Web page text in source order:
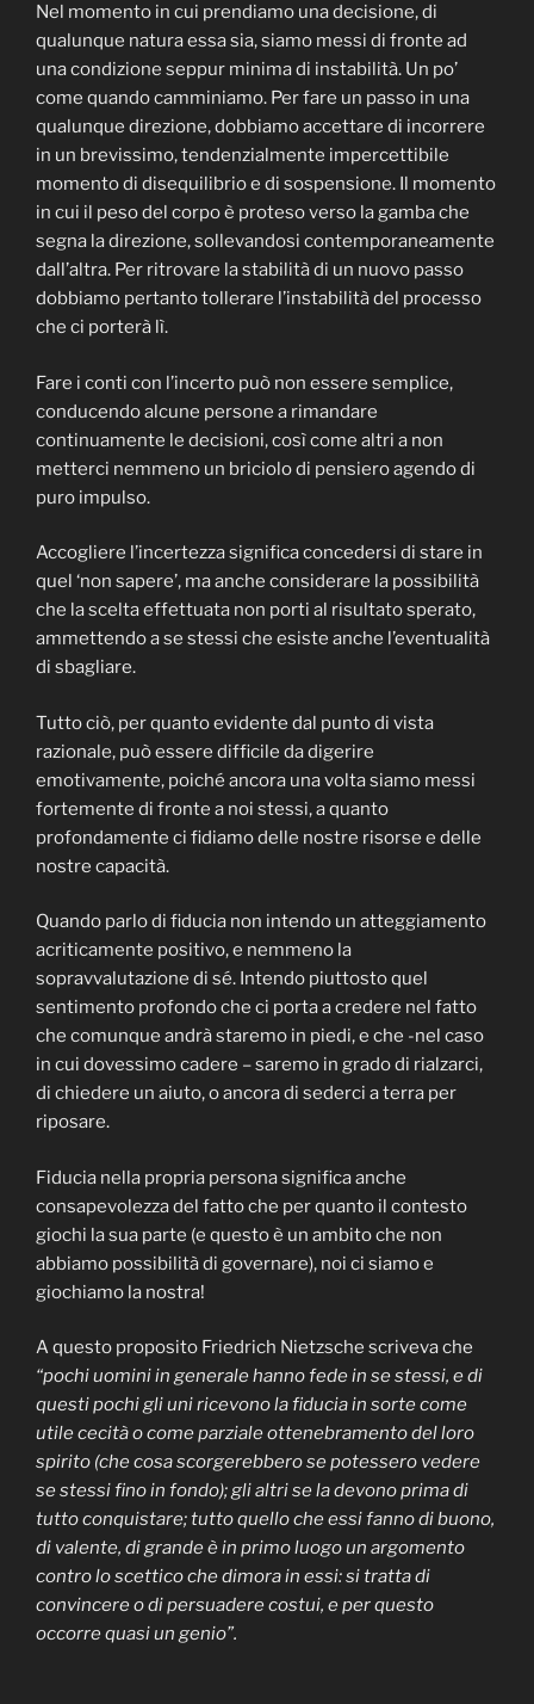
Nel momento in cui prendiamo una decisione, di
qualunque natura essa sia, siamo messi di fronte ad
una condizione seppur minima di instabilità. Un po’
come quando camminiamo. Per fare un passo in una
qualunque direzione, dobbiamo accettare di incorrere
in un brevissimo, tendenzialmente impercettibile
momento di disequilibrio e di sospensione. Il momento
in cui il peso del corpo è proteso verso la gamba che
segna la direzione, sollevandosi contemporaneamente
dall’altra. Per ritrovare la stabilità di un nuovo passo
dobbiamo pertanto tollerare l’instabilità del processo
che ci porterà lì.
Fare i conti con l’incerto può non essere semplice,
conducendo alcune persone a rimandare
continuamente le decisioni, così come altri a non
metterci nemmeno un briciolo di pensiero agendo di
puro impulso.
Accogliere l’incertezza significa concedersi di stare in
quel ‘non sapere’, ma anche considerare la possibilità
che la scelta effettuata non porti al risultato sperato,
ammettendo a se stessi che esiste anche l’eventualità
di sbagliare.
Tutto ciò, per quanto evidente dal punto di vista
razionale, può essere difficile da digerire
emotivamente, poiché ancora una volta siamo messi
fortemente di fronte a noi stessi, a quanto
profondamente ci fidiamo delle nostre risorse e delle
nostre capacità.
Quando parlo di fiducia non intendo un atteggiamento
acriticamente positivo, e nemmeno la
sopravvalutazione di sé. Intendo piuttosto quel
sentimento profondo che ci porta a credere nel fatto
che comunque andrà staremo in piedi, e che -nel caso
in cui dovessimo cadere – saremo in grado di rialzarci,
di chiedere un aiuto, o ancora di sederci a terra per
riposare.
Fiducia nella propria persona significa anche
consapevolezza del fatto che per quanto il contesto
giochi la sua parte (e questo è un ambito che non
abbiamo possibilità di governare), noi ci siamo e
giochiamo la nostra!
A questo proposito Friedrich Nietzsche scriveva che
“pochi uomini in generale hanno fede in se stessi, e di
questi pochi gli uni ricevono la fiducia in sorte come
utile cecità o come parziale ottenebramento del loro
spirito (che cosa scorgerebbero se potessero vedere
se stessi fino in fondo); gli altri se la devono prima di
tutto conquistare; tutto quello che essi fanno di buono,
di valente, di grande è in primo luogo un argomento
contro lo scettico che dimora in essi: si tratta di
convincere o di persuadere costui, e per questo
occorre quasi un genio”.